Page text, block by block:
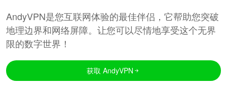
AndyVPN是您互联网体验的最佳伴侣，它帮助您突破
地理边界和网络屏障。让您可以尽情地享受这个无界
限的数字世界！
获取 AndyVPN